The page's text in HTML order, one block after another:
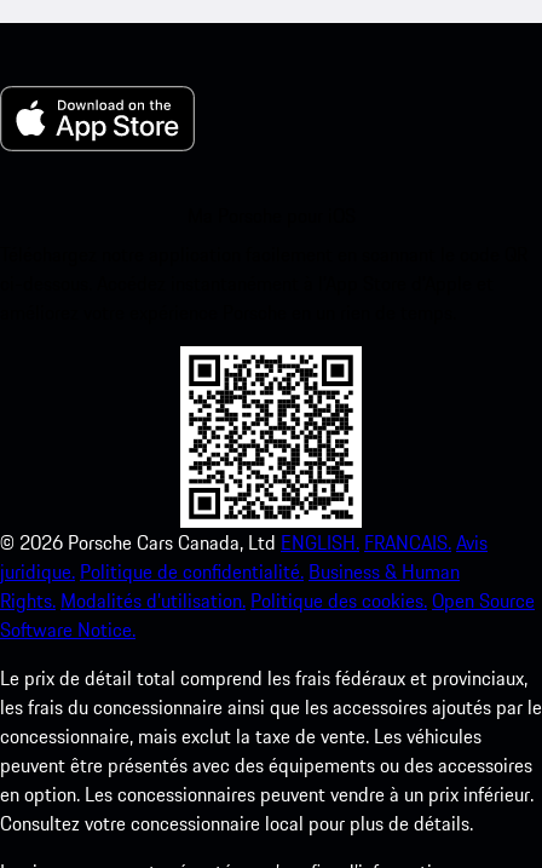
© 2026 Porsche Cars Canada, Ltd ENGLISH. FRANCAIS.Avis
juridique. Politique de confidentialité. Business & Human
Rights. Modalités d’utilisation. Politique des cookies.Open Source
Software Notice.
Le prix de détail total comprend les frais fédéraux et provinciaux,
les frais du concessionnaire ainsi que les accessoires ajoutés par le
concessionnaire, mais exclut la taxe de vente. Les véhicules
peuvent être présentés avec des équipements ou des accessoires
en option. Les concessionnaires peuvent vendre à un prix inférieur.
Consultez votre concessionnaire local pour plus de détails.